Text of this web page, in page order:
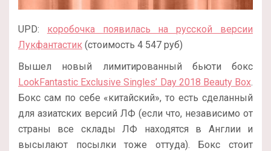
UPD: коробочка появилась на русской версии
Лукфантастик (стоимость 4 547 руб)
Вышел новый лимитированный бьюти бокс
LookFantastic Exclusive Singles’ Day 2018 Beauty Box.
Бокс сам по себе «китайский», то есть сделанный
для азиатских версий ЛФ (если что, независимо от
страны все склады ЛФ находятся в Англии и
высылают посылки тоже оттуда). Бокс стоит